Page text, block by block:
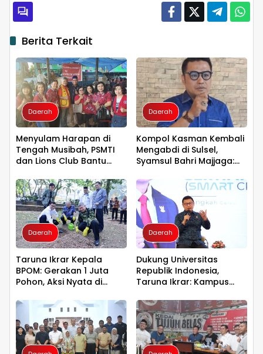
Berita Terkait
Daerah
Menyulam Harapan di
Tengah Musibah, PSMTI
dan Lions Club Bantu
Daerah
Kompol Kasman Kembali
Mengabdi di Sulsel,
Syamsul Bahri Majjaga:
Dipercaya Memimpin
Daerah
Taruna Ikrar Kepala
BPOM: Gerakan 1 Juta
Pohon, Aksi Nyata di
untuk Kelestarian Bumi
Daerah
Dukung Universitas
Republik Indonesia,
Taruna Ikrar: Kampus
Peradaban seperti
Jepang dan China
Wujudkan Indonesia
Emas 2045